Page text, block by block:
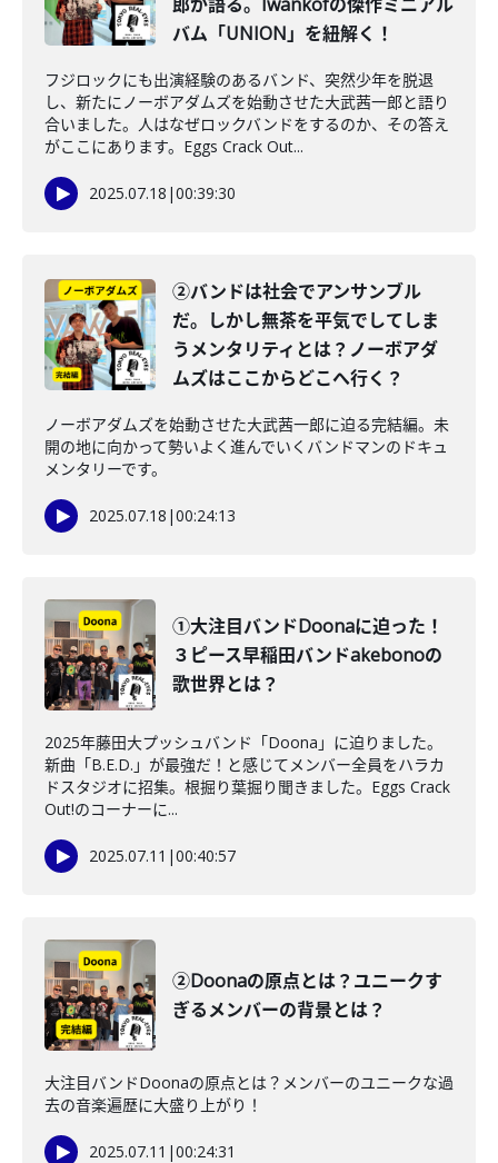
バム「UNION」を紐解く！
フジロックにも出演経験のあるバンド、突然少年を脱退
し、新たにノーボアダムズを始動させた大武茜一郎と語り
合いました。人はなぜロックバンドをするのか、その答え
がここにあります。Eggs Crack Out...
2025.07.18 |00:39:30
②バンドは社会でアンサンブル
だ。しかし無茶を平気でしてしま
うメンタリティとは？ノーボアダ
ムズはここからどこへ行く？
ノーボアダムズを始動させた大武茜一郎に迫る完結編。未
開の地に向かって勢いよく進んでいくバンドマンのドキュ
メンタリーです。
2025.07.18 |00:24:13
①大注目バンドDoonaに迫った！
３ピース早稲田バンドakebonoの
歌世界とは？
2025年藤田大プッシュバンド「Doona」に迫りました。
新曲「B.E.D.」が最強だ！と感じてメンバー全員をハラカ
ドスタジオに招集。根掘り葉掘り聞きました。Eggs Crack
Out!のコーナーに...
2025.07.11 |00:40:57
②Doonaの原点とは？ユニークす
ぎるメンバーの背景とは？
大注目バンドDoonaの原点とは？メンバーのユニークな過
去の音楽遍歴に大盛り上がり！
2025.07.11 |00:24:31